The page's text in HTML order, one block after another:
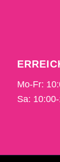
Mo-Fr:
Sa: